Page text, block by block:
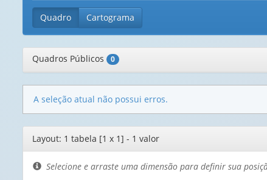
Quadro Cartograma
Quadros Públicos 0
A seleção atual não possui erros.
Editor
de
layout
Layout: 1 tabela [1 x 1] - 1 valor
Selecione e arraste uma dimensão para definir sua